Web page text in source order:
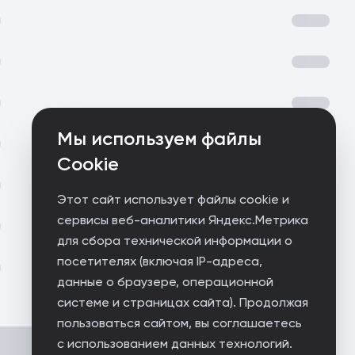
Мы используем файлы
Cookie
Этот сайт использует файлы cookie и
сервисы веб-аналитики Яндекс.Метрика
для сбора технической информации о
посетителях (включая IP-адреса,
данные о браузере, операционной
системе и страницах сайта). Продолжая
пользоваться сайтом, вы соглашаетесь
с использованием данных технологий.